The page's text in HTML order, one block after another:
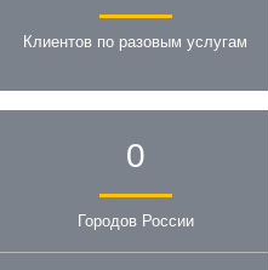
Клиентов по разовым услугам
0
Городов России